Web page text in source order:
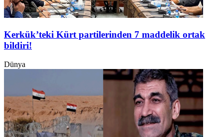
Kerkük’teki Kürt partilerinden 7 maddelik ortak
bildiri!
Dünya